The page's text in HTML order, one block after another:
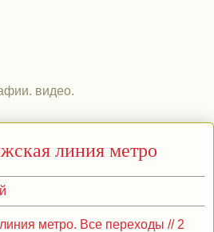
видео.
линия метро
метро. Все переходы // 2